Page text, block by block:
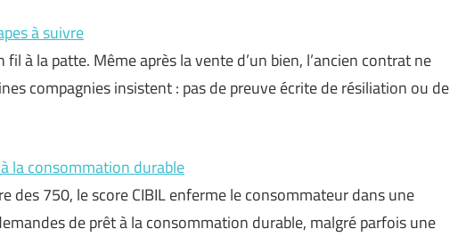
à suivre
fil à la patte. Même après la vente d’un bien, l’ancien contrat ne
compagnies insistent : pas de preuve écrite de résiliation ou de
la consommation durable
des 750, le score CIBIL enferme le consommateur dans une
de prêt à la consommation durable, malgré parfois une